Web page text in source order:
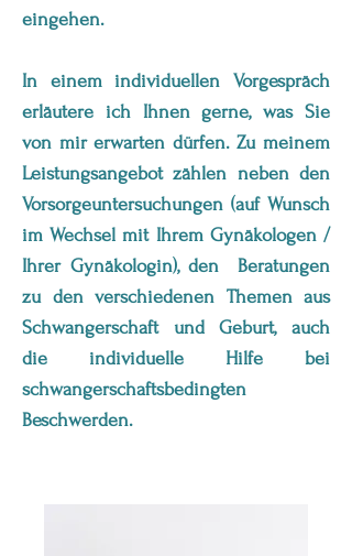
eingehen.
In einem individuellen Vorgespräch
erläutere ich Ihnen gerne, was Sie
von mir erwarten dürfen. Zu meinem
Leistungsangebot zählen neben den
Vorsorgeuntersuchungen (auf Wunsch
im Wechsel mit Ihrem Gynäkologen /
Ihrer Gynäkologin), den Beratungen
zu den verschiedenen Themen aus
Schwangerschaft und Geburt, auch
die individuelle Hilfe bei
schwangerschaftsbedingten
Beschwerden.